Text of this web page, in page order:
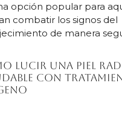
opción popular para
combatir los signos del
de manera
lucir una piel
con